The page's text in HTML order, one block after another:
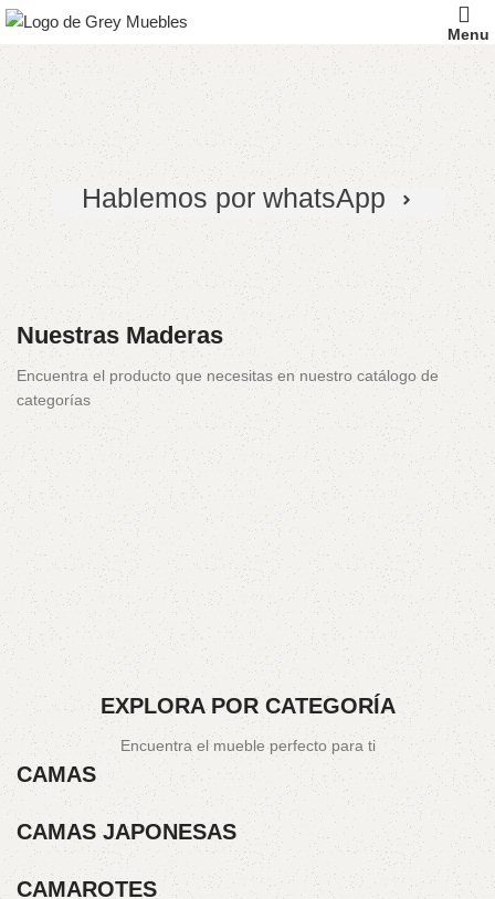
Menu
Somos creadores de
sueños
Nos especializamos en muebles de cenizaro ypino
chileno
Hablemos por whatsApp
Muebles
De
Cenizaro
75 products
Muebles
De Pino
Chileno
104 products
Nuestras Maderas
Encuentra el producto que necesitas en nuestro catálogo de
categorías
EXPLORA POR CATEGORÍA
Encuentra el mueble perfecto para ti
CAMAS
CAMAS JAPONESAS
CAMAROTES